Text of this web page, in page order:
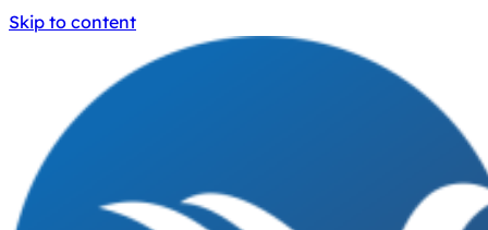
Skip to content